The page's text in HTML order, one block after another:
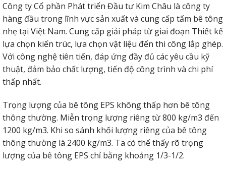
Công ty Cổ phần Phát triển Đầu tư Kim Châu là công ty
hàng đầu trong lĩnh vực sản xuất và cung cấp tấm bê tông
nhẹ tại Việt Nam. Cung cấp giải pháp từ giai đoạn Thiết kế
lựa chọn kiến trúc, lựa chọn vật liệu đến thi công lắp ghép.
Với công nghệ tiên tiến, đáp ứng đầy đủ các yêu cầu kỹ
thuật, đảm bảo chất lượng, tiến độ công trình và chi phí
thấp nhất.
Trọng lượng của bê tông EPS không thấp hơn bê tông
thông thường. Miễn trọng lượng riêng từ 800 kg/m3 đến
1200 kg/m3. Khi so sánh khối lượng riêng của bê tông
thông thường là 2400 kg/m3. Ta có thể thấy rõ trọng
lượng của bê tông EPS chỉ bằng khoảng 1/3-1/2.